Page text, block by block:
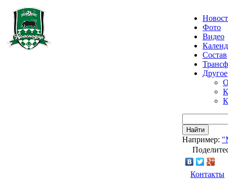
Фото
Видео
Состав
Другое
Найти
Например:
Контакты